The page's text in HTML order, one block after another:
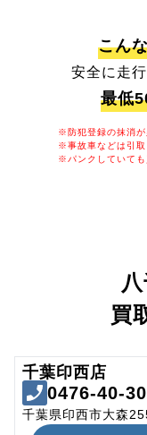
こん
安全に走
最低
※防犯登録の抹消が
※事故車などは引取
※パンクしていても
買
千葉印西店
0476-40-
千葉県印西市大森